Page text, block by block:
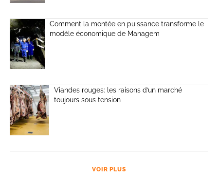
Comment la montée en puissance transforme le
modèle économique de Managem
Viandes rouges: les raisons d’un marché
toujours sous tension
VOIR PLUS